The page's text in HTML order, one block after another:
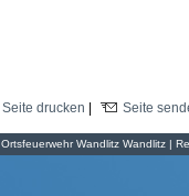
Seite drucken Seite
Ortsfeuerwehr Wandlitz Wandlitz |